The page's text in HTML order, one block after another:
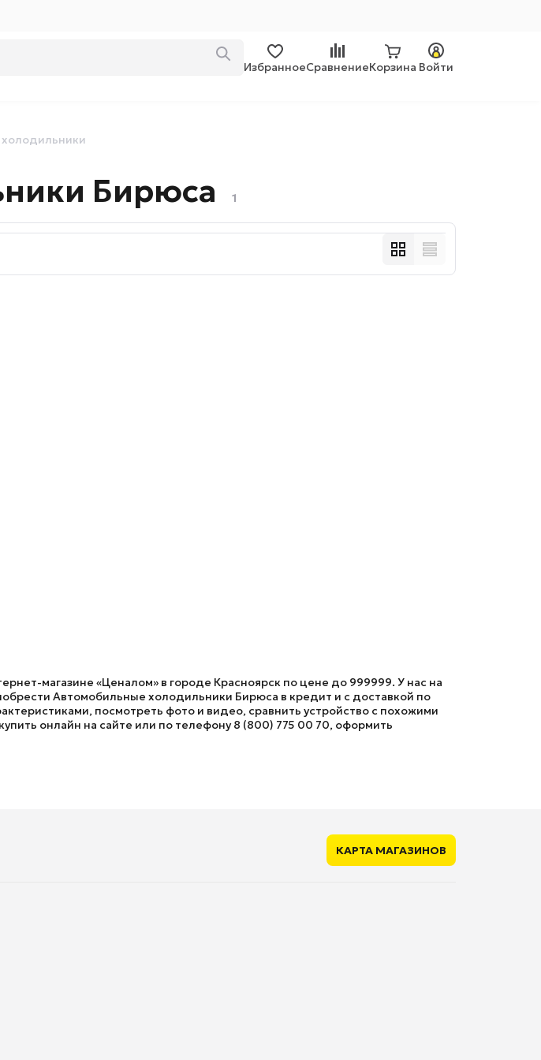
ИзбранноеСравнениеКорзина Войти
Бирюса 1
магазине «Ценалом» в городе Красноярск по цене до 999999. У нас на
Автомобильные холодильники Бирюса в кредит и с доставкой по
посмотреть фото и видео, сравнить устройство с похожими
онлайн на сайте или по телефону 8 (800) 775 00 70, оформить
КАРТА МАГАЗИНОВ